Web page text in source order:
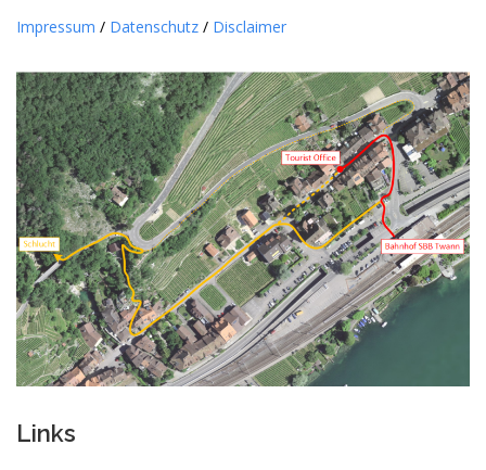
Impressum / Datenschutz / Disclaimer
Links